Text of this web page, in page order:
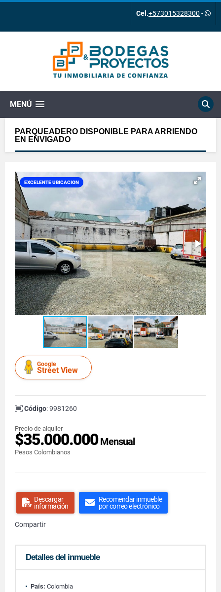
Cel.+573015328300 -
MENÚ
PARQUEADERO DISPONIBLE PARA ARRIENDO
EN ENVIGADO
EXCELENTE UBICACION
Google
Street View
Código: 9981260
Precio de alquiler
$35.000.000Mensual
Pesos Colombianos
Descargar
información
Recomendar inmueble
por correo electrónico
Compartir
Detalles del inmueble
País: Colombia